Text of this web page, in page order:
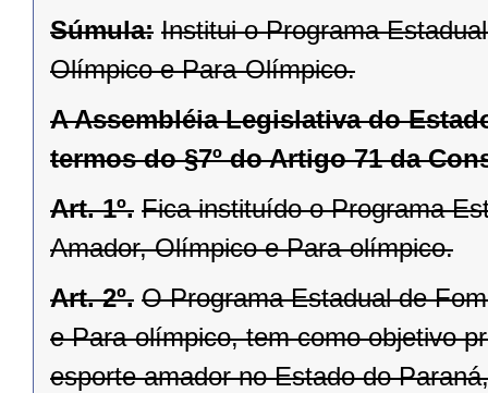
Súmula: Institui o Programa
Olímpico e Para-Olímpico.
A Assembléia Legislativa do
termos do §7º do Artigo 71 da
Art. 1º. Fica instituído o Programa
Amador, Olímpico e Para-olímpico.
Art. 2º. O Programa Estadual de
e Para-olímpico, tem como objetivo
esporte amador no Estado do